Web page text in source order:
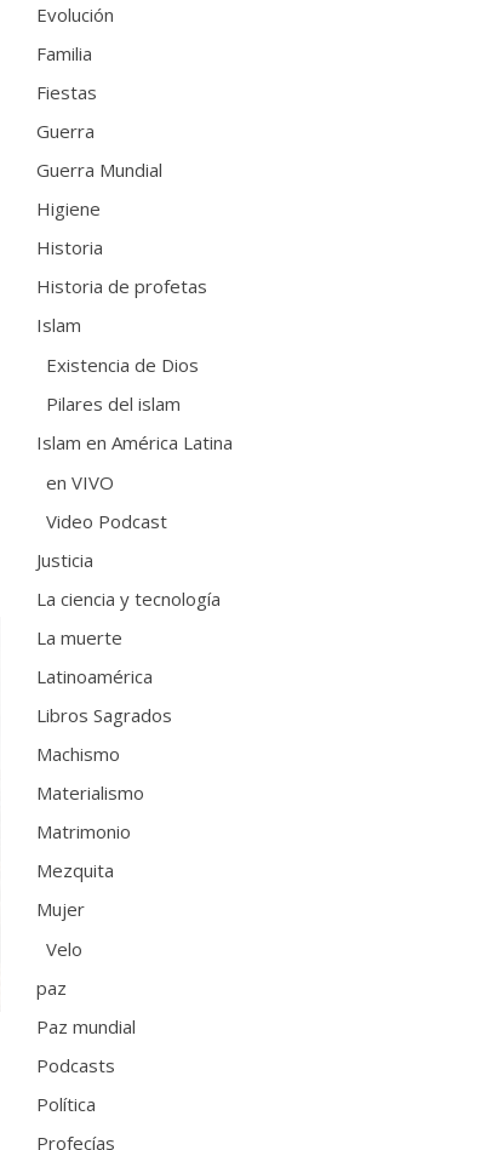
Evolución
Familia
Fiestas
Guerra
Guerra Mundial
Higiene
Historia
Historia de profetas
Islam
Existencia de Dios
Pilares del islam
Islam en América Latina
en VIVO
Video Podcast
Justicia
La ciencia y tecnología
La muerte
Latinoamérica
Libros Sagrados
Machismo
Materialismo
Matrimonio
Mezquita
Mujer
Velo
paz
Paz mundial
Podcasts
Política
Profecías